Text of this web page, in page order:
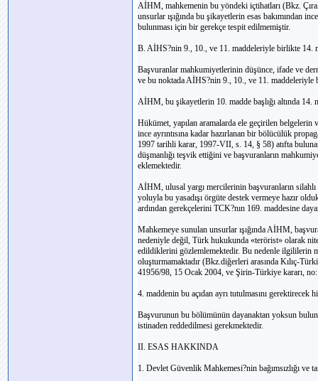
AİHM, mahkemenin bu yöndeki içtihatları (Bkz.
unsurlar ışığında bu şikayetlerin esas bakımından
bulunması için bir gerekçe tespit edilmemiştir.
B. AİHS?nin 9., 10., ve 11. maddeleriyle birlikte 14.
Başvuranlar mahkumiyetlerinin düşünce, ifade ve
ve bu noktada AİHS?nin 9., 10., ve 11.
AİHM, bu şikayetlerin 10. madde başlığı altında
Hükümet, yapılan aramalarda ele geçirilen belgelerin
ince ayrıntısına kadar hazırlanan bir bölücülük
1997 tarihli karar, 1997-VII, s. 14, § 58) atıfta
düşmanlığı teşvik ettiğini ve başvuranların
eklemektedir.
AİHM, ulusal yargı mercilerinin başvuranların
yoluyla bu yasadışı örgüte destek vermeye hazır
ardından gerekçelerini TCK?nın 169. maddesine
Mahkemeye sunulan unsurlar ışığında AİHM,
nedeniyle değil, Türk hukukunda «terörist» olarak
edildiklerini gözlemlemektedir. Bu nedenle ilgililerin
oluşturmamaktadır (Bkz.diğerleri arasında Kılıç-
41956/98, 15 Ocak 2004, ve Şirin-Türkiye kararı,
4. maddenin bu açıdan ayrı tutulmasını
Başvurunun bu bölümünün dayanaktan yoksun
istinaden reddedilmesi gerekmektedir.
II. ESAS HAKKINDA
1. Devlet Güvenlik Mahkemesi?nin bağımsızlığı ve